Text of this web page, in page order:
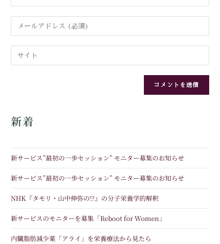
新着
新サービス”最初の一歩セッション” モニター募集のお知らせ
新サービス”最初の一歩セッション” モニター募集のお知らせ
NHK『タモリ・山中伸弥の!?』の分子栄養学的解釈
新サービスのモニターを募集「Reboot for Women」
内臓脂肪減少薬「アライ」を栄養療法から見たら